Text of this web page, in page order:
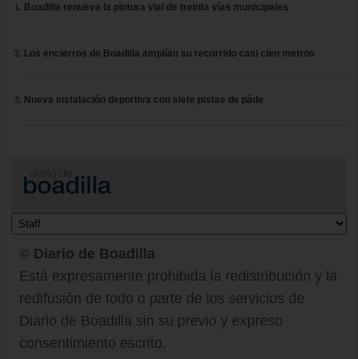
Boadilla renueva la pintura vial de treinta vías municipales
Los encierros de Boadilla amplían su recorrido casi cien metros
Nueva instalación deportiva con siete pistas de páde
© Diario de Boadilla
Está expresamente prohibida la redistribución y la
redifusión de todo o parte de los servicios de
Diario de Boadilla sin su previo y expreso
consentimiento escrito.